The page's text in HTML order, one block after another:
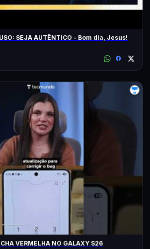
SEJA AUTÊNTICO - Bom dia, Jesus!
VERMELHA NO GALAXY S26